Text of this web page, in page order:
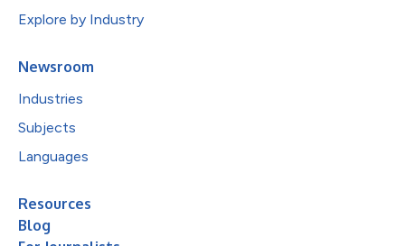
Explore by Industry
Newsroom
Industries
Subjects
Languages
Resources
Blog